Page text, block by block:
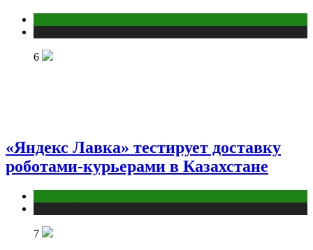
6
«Яндекс Лавка» тестирует доставку
роботами-курьерами в Казахстане
7